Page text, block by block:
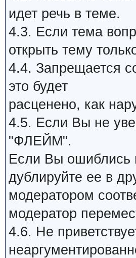
идет речь в теме.
4.3. Если тема
открыть тему
4.4. Запрещается
это будет
расценено, как
4.5. Если Вы не
"ФЛЕЙМ".
Если Вы ошиблись
дублируйте ее в
модератором
модератор
4.6. Не